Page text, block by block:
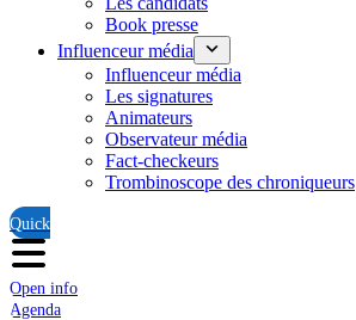
Book presse
Influenceur média
Influenceur média
Les signatures
Animateurs
Observateur média
Fact-checkeurs
Trombinoscope des chroniqueurs
Quick
Open info
Agenda